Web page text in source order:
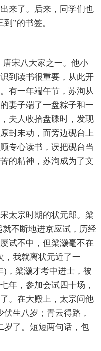
来了。后来，同学们也
”的书签。
宋八大家之一。他小
到读书很重要，从此开
有一年端午节，苏洵从
妻子端了一盘粽子和一
夫人收拾盘碟时，发现
封未动，而旁边砚台上
专心读书，误把砚台当
的精神，苏洵成为了文
太宗时期的状元郎。梁
不断地进京应试，历经
试不中，但梁灏毫不在
，我就离状元近了一
)，梁灏才考中进士，被
年，参加会试四十场，
。在大殿上，太宗问他
生八岁；青云得路，
岁了。短短两句话，包